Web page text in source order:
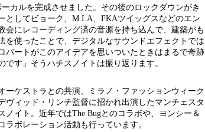
カルを完成させました。その後のロックダウンがき
としてビョーク、M.I.A、FKAツイッグスなどのエン
にレコーディング済の音源を持ち込んで、建築がも
使ったことで、デジタルなサウンドエフェクトでは
ートがこのアイデアを思いついたときはまるで奇跡
す」そうハチスノイトは振り返ります。
ケストラとの共演、ミラノ・ファッションウィーク
ィッド・リンチ監督に招かれ出演したマンチェスタ
イト。近年ではThe Bugとのコラボや、ヨンシー＆
ボレーション活動も行っています。